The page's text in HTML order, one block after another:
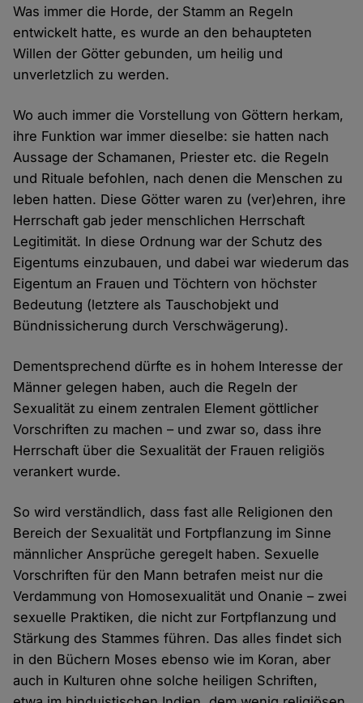
Was immer die Horde, der Stamm an Regeln
entwickelt hatte, es wurde an den behaupteten
Willen der Götter gebunden, um heilig und
unverletzlich zu werden.
Wo auch immer die Vorstellung von Göttern herkam,
ihre Funktion war immer dieselbe: sie hatten nach
Aussage der Schamanen, Priester etc. die Regeln
und Rituale befohlen, nach denen die Menschen zu
leben hatten. Diese Götter waren zu (ver)ehren, ihre
Herrschaft gab jeder menschlichen Herrschaft
Legitimität. In diese Ordnung war der Schutz des
Eigentums einzubauen, und dabei war wiederum das
Eigentum an Frauen und Töchtern von höchster
Bedeutung (letztere als Tauschobjekt und
Bündnissicherung durch Verschwägerung).
Dementsprechend dürfte es in hohem Interesse der
Männer gelegen haben, auch die Regeln der
Sexualität zu einem zentralen Element göttlicher
Vorschriften zu machen – und zwar so, dass ihre
Herrschaft über die Sexualität der Frauen religiös
verankert wurde.
So wird verständlich, dass fast alle Religionen den
Bereich der Sexualität und Fortpflanzung im Sinne
männlicher Ansprüche geregelt haben. Sexuelle
Vorschriften für den Mann betrafen meist nur die
Verdammung von Homosexualität und Onanie – zwei
sexuelle Praktiken, die nicht zur Fortpflanzung und
Stärkung des Stammes führen. Das alles findet sich
in den Büchern Moses ebenso wie im Koran, aber
auch in Kulturen ohne solche heiligen Schriften,